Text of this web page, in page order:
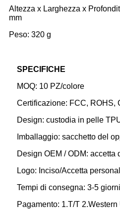
Altezza x Larghezza x
mm
Peso: 320 g
SPECIFICHE
MOQ: 10 PZ/colore
Certificazione: FCC, ROHS,
Design: custodia in pelle
Imballaggio: sacchetto del
Design OEM / ODM: accetta
Logo: Inciso/Accetta
Tempi di consegna: 3-5
Pagamento: 1.T/T 2.Western